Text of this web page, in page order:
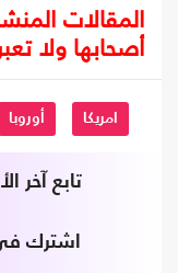
أصحابها ولا
امريكا أوروبا
تابع آخر
اشترك